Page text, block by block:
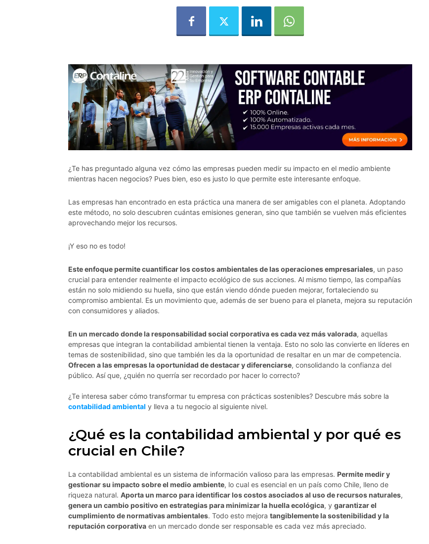
¿Te has preguntado alguna vez cómo las empresas pueden medir su impacto en el medio ambiente
mientras hacen negocios? Pues bien, eso es justo lo que permite este interesante enfoque.
Las empresas han encontrado en esta práctica una manera de ser amigables con el planeta. Adoptando
este método, no solo descubren cuántas emisiones generan, sino que también se vuelven más eficientes
aprovechando mejor los recursos.
¡Y eso no es todo!
Este enfoque permite cuantificar los costos ambientales de las operaciones empresariales, un paso
crucial para entender realmente el impacto ecológico de sus acciones. Al mismo tiempo, las compañías
están no solo midiendo su huella, sino que están viendo dónde pueden mejorar, fortaleciendo su
compromiso ambiental. Es un movimiento que, además de ser bueno para el planeta, mejora su reputación
con consumidores y aliados.
En un mercado donde la responsabilidad social corporativa es cada vez más valorada, aquellas
empresas que integran la contabilidad ambiental tienen la ventaja. Esto no solo las convierte en líderes en
temas de sostenibilidad, sino que también les da la oportunidad de resaltar en un mar de competencia.
Ofrecen a las empresas la oportunidad de destacar y diferenciarse, consolidando la confianza del
público. Así que, ¿quién no querría ser recordado por hacer lo correcto?
¿Te interesa saber cómo transformar tu empresa con prácticas sostenibles? Descubre más sobre la
contabilidad ambiental y lleva a tu negocio al siguiente nivel.
¿Qué es la contabilidad ambiental y por qué es
crucial en Chile?
La contabilidad ambiental es un sistema de información valioso para las empresas. Permite medir y
gestionar su impacto sobre el medio ambiente, lo cual es esencial en un país como Chile, lleno de
riqueza natural. Aporta un marco para identificar los costos asociados al uso de recursos naturales,
genera un cambio positivo en estrategias para minimizar la huella ecológica, y garantizar el
cumplimiento de normativas ambientales. Todo esto mejora tangiblemente la sostenibilidad y la
reputación corporativa en un mercado donde ser responsable es cada vez más apreciado.